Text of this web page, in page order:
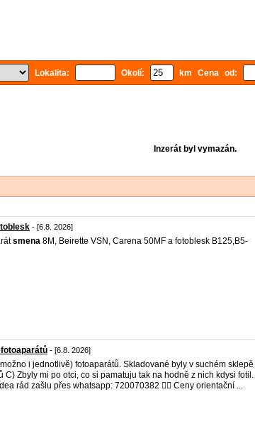
Lokalita: Okolí: km Cena od:
Inzerát byl vymazán.
- [6.8. 2026]
smena 8M, Beirette VSN, Carena 50MF a fotoblesk B125,B5-
- [6.8. 2026]
i jednotlivě) fotoaparátů. Skladované byly v suchém sklepě
C) Zbyly mi po otci, co si pamatuju tak na hodně z nich kdysi fotil.
rád zašlu přes whatsapp: 720070382 👉🏼 Ceny orientační ...